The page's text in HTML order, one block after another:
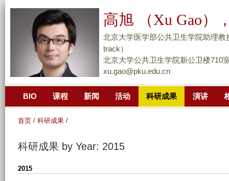
到
面
主
高旭 （Xu Gao）
北京大学医学部公共卫生学院助理教
track）
北京大学公共卫生学院新公卫楼710
xu.gao@pku.edu.cn
BIO 课程 新闻 活动 科研成果 演讲
首页 / 科研成果 /
科研成果 by Year: 2015
2015